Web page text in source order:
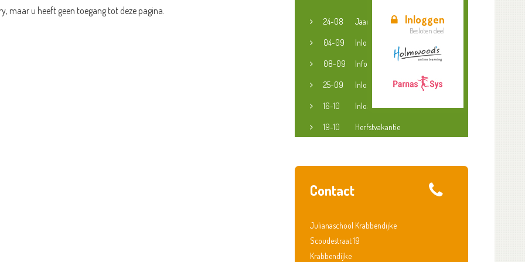
Inloggen
Besloten deel
maar u heeft geen toegang tot deze pagina.
24-08 Jaaropening
04-09 Inloopspreekuur jeugdconsulent
08-09 Informatieavond groep 3-8
25-09 Inloopspreekuur jeugdconsulent
16-10 Inloopspreekuur jeugdconsulent
19-10 Herfstvakantie
Contact
Julianaschool Krabbendijke
Scoudestraat 19
Krabbendijke